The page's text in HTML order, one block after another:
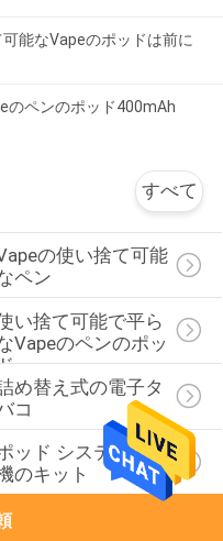
能なVapeのポッドは前に
のペンのポッド400mAh
すべて
の使い捨て可能
ペン
い捨て可能で平ら
Vapeのペンのポッ
め替え式の電子タ
コ
ッド システム始動
のキット